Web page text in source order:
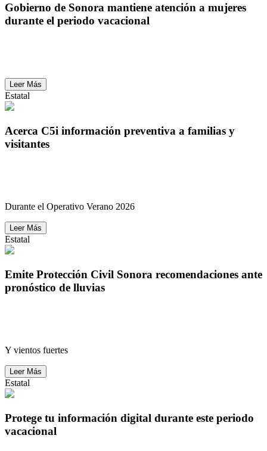
Gobierno de Sonora mantiene atención a mujeres
durante el periodo vacacional
Leer Más
Estatal
Acerca C5i información preventiva a familias y
visitantes
Durante el Operativo Verano 2026
Leer Más
Estatal
Emite Protección Civil Sonora recomendaciones ante
pronóstico de lluvias
Y vientos fuertes
Leer Más
Estatal
Protege tu información digital durante este periodo
vacacional